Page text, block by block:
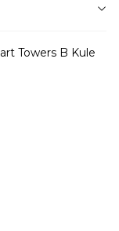
Towers B Kule